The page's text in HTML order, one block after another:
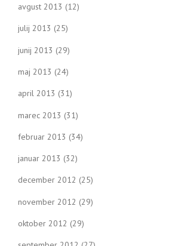
avgust 2013 (12)
julij 2013 (25)
junij 2013 (29)
maj 2013 (24)
april 2013 (31)
marec 2013 (31)
februar 2013 (34)
januar 2013 (32)
december 2012 (25)
november 2012 (29)
oktober 2012 (29)